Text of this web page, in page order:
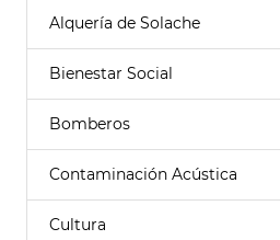
Alquería de Solache
Bienestar Social
Bomberos
Contaminación Acústica
Cultura